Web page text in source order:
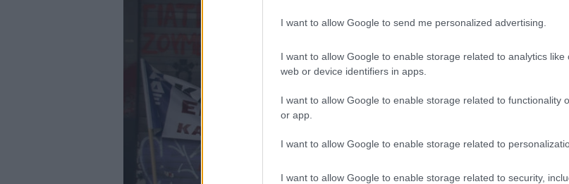
I want to allow Google to send me personalized advertising.
I want to allow Google to enable storage related to analytics like
web or device identifiers in apps.
I want to allow Google to enable storage related to functionality
or app.
I want to allow Google to enable storage related to
I want to allow Google to enable storage related to security,